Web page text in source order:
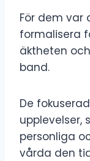
För dem var
formalisera
äktheten
band.
De
upplevelser,
personliga
vårda den